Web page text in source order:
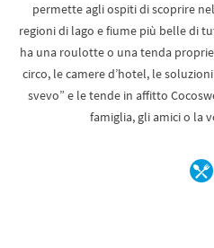
permette agli ospiti di scoprire
regioni di lago e fiume più belle di
ha una roulotte o una tenda
circo, le camere d’hotel, le
svevo” e le tende in affitto
famiglia, gli amici o la